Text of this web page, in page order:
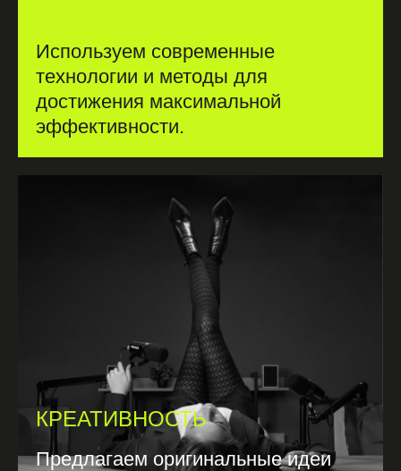
Используем современные
технологии и методы для
достижения максимальной
эффективности.
КРЕАТИВНОСТЬ
Предлагаем оригинальные идеи